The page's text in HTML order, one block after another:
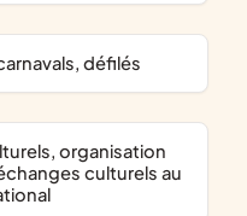
défilés
culturels au